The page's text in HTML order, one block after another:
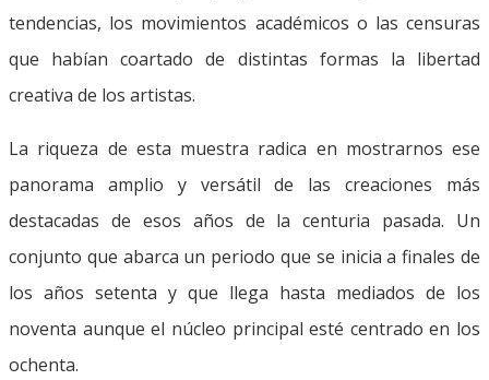
tendencias, los movimientos académicos o las censuras
que habían coartado de distintas formas la libertad
creativa de los artistas.
La riqueza de esta muestra radica en mostrarnos ese
panorama amplio y versátil de las creaciones más
destacadas de esos años de la centuria pasada. Un
conjunto que abarca un periodo que se inicia a finales de
los años setenta y que llega hasta mediados de los
noventa aunque el núcleo principal esté centrado en los
ochenta.